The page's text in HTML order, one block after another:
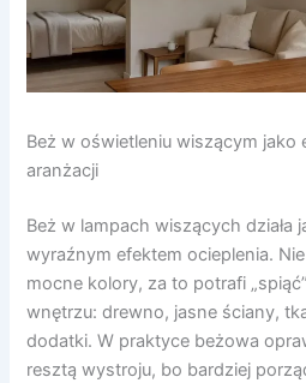
Beż w oświetleniu wiszącym jako
aranżacji
Beż w lampach wiszących działa
wyraźnym efektem ocieplenia.
mocne kolory, za to potrafi
wnętrzu: drewno, jasne ściany,
dodatki. W praktyce beżowa
resztą wystroju, bo bardziej